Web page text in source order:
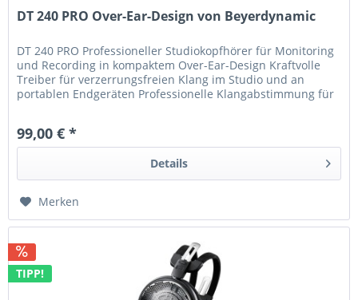
DT 240 PRO Over-Ear-Design von Beyerdynamic
DT 240 PRO Professioneller Studiokopfhörer für Monitoring
und Recording in kompaktem Over-Ear-Design Kraftvolle
Treiber für verzerrungsfreien Klang im Studio und an
portablen Endgeräten Professionelle Klangabstimmung für
99,00 € *
Details
Merken
TIPP!